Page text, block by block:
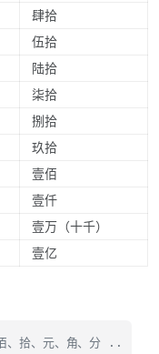
肆拾
伍拾
陆拾
柒拾
捌拾
玖拾
壹佰
壹仟
壹万（十千）
壹亿
、拾、元、角、分 ..